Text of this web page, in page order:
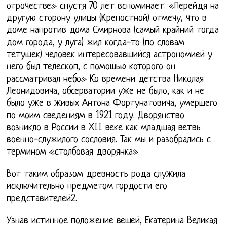
отрочестве» спустя 70 лет вспоминает: «Перейдя на
другую сторону улицы (Крепостной) отмечу, что в
доме напротив дома Смирнова (самый крайний тогда
дом города, у луга) жил когда-то (по словам
тетушек) человек интересовавшийся астрономией у
него был телескоп, с помощью которого он
рассматривал небо» Ко времени детства Николая
Леонидовича, обсерватории уже не было, как и не
было уже в живых Антона Фортунатовича, умершего
по моим сведениям в 1921 году. Дворянство
возникло в России в XII веке как младшая ветвь
военно-служилого сословия. Так мы и разобрались с
термином «столбовая дворянка».
Вот таким образом древность рода служила
исключительно предметом гордости его
представителей2.
Узнав истинное положение вещей, Екатерина Великая